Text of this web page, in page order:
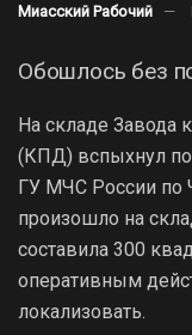
Миасский Рабочий
Обошлось без
На складе Завода
(КПД) вспыхнул
ГУ МЧС России по
произошло на
составила 300
оперативным
локализовать.